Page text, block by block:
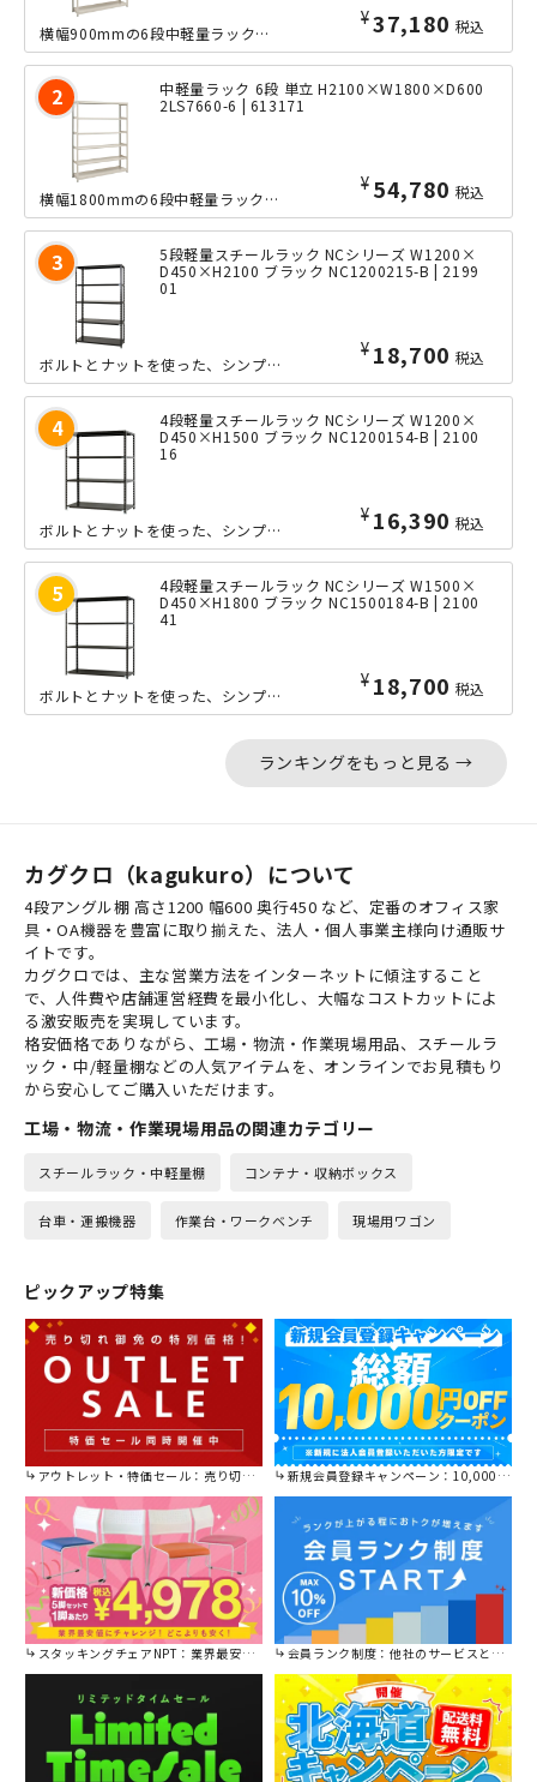
¥37,180 税込
横幅900mmの6段中軽量ラックの、奥行きたっぷりな600mmタイプ。ボルトレス...
中軽量ラック 6段 単立 H2100×W1800×D600
2LS7660-6 | 613171
¥ 54,780 税込
横幅1800mmの6段中軽量ラックの、奥行きたっぷりな600mmタイプ。ボルトレ...
5段軽量スチールラック NCシリーズ W1200×
D450×H2100 ブラック NC1200215-B | 2199
01
¥ 18,700 税込
ボルトとナットを使った、シンプルな軽量ラック「NCシリーズ」の小回りの利くW12...
4段軽量スチールラック NCシリーズ W1200×
D450×H1500 ブラック NC1200154-B | 2100
16
¥ 16,390 税込
ボルトとナットを使った、シンプルな軽量ラック「NCシリーズ」の小回りの利くW12...
4段軽量スチールラック NCシリーズ W1500×
D450×H1800 ブラック NC1500184-B | 2100
41
¥ 18,700 税込
ボルトとナットを使った、シンプルな軽量ラック「NCシリーズ」の中間サイズのW15...
ランキングをもっと見る →
カグクロ（kagukuro）について
4段アングル棚 高さ1200 幅600 奥行450 など、定番のオフィス家
具・OA機器を豊富に取り揃えた、法人・個人事業主様向け通販サ
イトです。
カグクロでは、主な営業方法をインターネットに傾注すること
で、人件費や店舗運営経費を最小化し、大幅なコストカットによ
る激安販売を実現しています。
格安価格でありながら、工場・物流・作業現場用品、スチールラ
ック・中/軽量棚などの人気アイテムを、オンラインでお見積もり
から安心してご購入いただけます。
工場・物流・作業現場用品の関連カテゴリー
スチールラック・中軽量棚 コンテナ・収納ボックス
台車・運搬機器 作業台・ワークベンチ 現場用ワゴン
ピックアップ特集
アウトレット・特価セール：売り切れ御免の特別価格！ 新規会員登録キャンペーン：10,000円OFFクーポン進呈中！
スタッキングチェアNPT：業界最安値に挑戦！ 会員ランク制度：他社のサービスと比較してください。